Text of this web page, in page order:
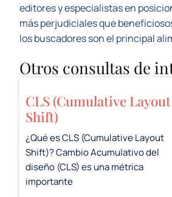
editores y especialistas en
más perjudiciales que
los buscadores son el principal
Otros consultas de
CLS (Cumulative Layout
Shift)
¿Qué es CLS (Cumulative Layout
Shift)? Cambio Acumulativo del
diseño (CLS) es una métrica
importante